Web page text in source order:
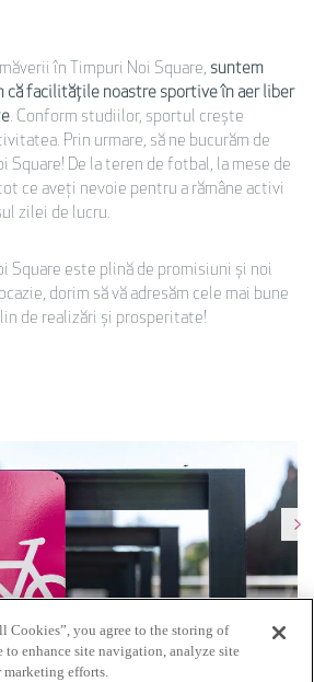
în Timpuri Noi Square, suntem
că facilitățile noastre sportive în aer liber
. Conform studiilor, sportul crește
Prin urmare, să ne bucurăm de
Square! De la teren de fotbal, la mese de
ce aveți nevoie pentru a rămâne activi
zilei de lucru.
Square este plină de promisiuni și noi
dorim să vă adresăm cele mai bune
de realizări și prosperitate!
Cookies”, you agree to the storing of
to enhance site navigation, analyze site
marketing efforts.